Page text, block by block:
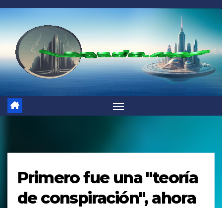
Saltar
al
contenido
Primero fue una "teoría
de conspiración", ahora